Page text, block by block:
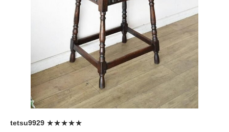
tetsu9929 ★★★★★